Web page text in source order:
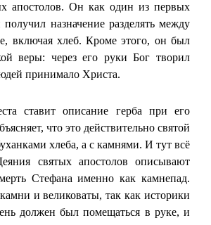
апостолов. Он как один из первых
назначение разделять между
включая хлеб. Кроме этого, он был
веры: через его руки Бог творил
принимало Христа.
ставит описание герба при его
что это действительно святой
хлеба, а с камнями. И тут всё
святых апостолов описывают
Стефана именно как камнепад.
и великоваты, так как историки
должен был помещаться в руке, и